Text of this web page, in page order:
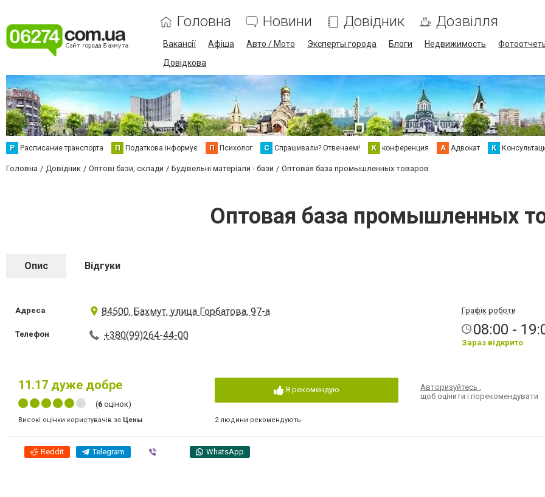
Головна Новини Довідник Дозвілля
Вакансії Афіша Авто / Мото Эксперты города Блоги Недвижимость
Довідкова
Р Расписание транспорта П Податкова інформує П Психолог С Спрашивали? Отвечаем! К конференция А Адвокат К
Головна Довідник Оптові бази, склади Будівельні матеріали - бази Оптовая база промышленных товаров
Оптовая база промышленных
Опис Відгуки
Адреса 84500, Бахмут, улица Горбатова, 97-а
Телефон +380(99)264-44-00
Графік роботи
08:00 -
Зараз відкрито
11.17 дуже добре
(6 оцінок)
Високі оцінки користувачів за Цены
Я рекомендую
2 людини рекомендують
Авторизуйтесь,
щоб оцінити і порекомендувати
Reddit Telegram WhatsApp